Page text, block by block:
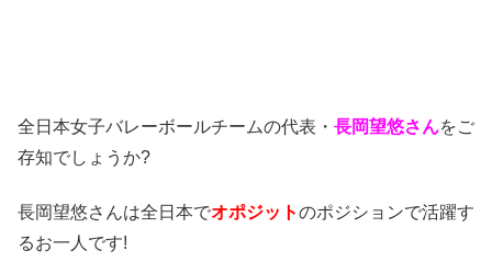
全日本女子バレーボールチームの代表・ 長岡望悠さんをご
存知でしょうか?
長岡望悠さんは全日本でオポジットのポジションで活躍す
るお一人です!